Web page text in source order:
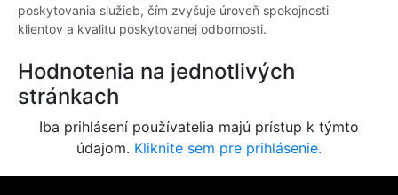
poskytovania služieb, čím zvyšuje úroveň spokojnosti
klientov a kvalitu poskytovanej odbornosti.
Hodnotenia na jednotlivých
stránkach
Iba prihlásení používatelia majú prístup k týmto
údajom. Kliknite sem pre prihlásenie.